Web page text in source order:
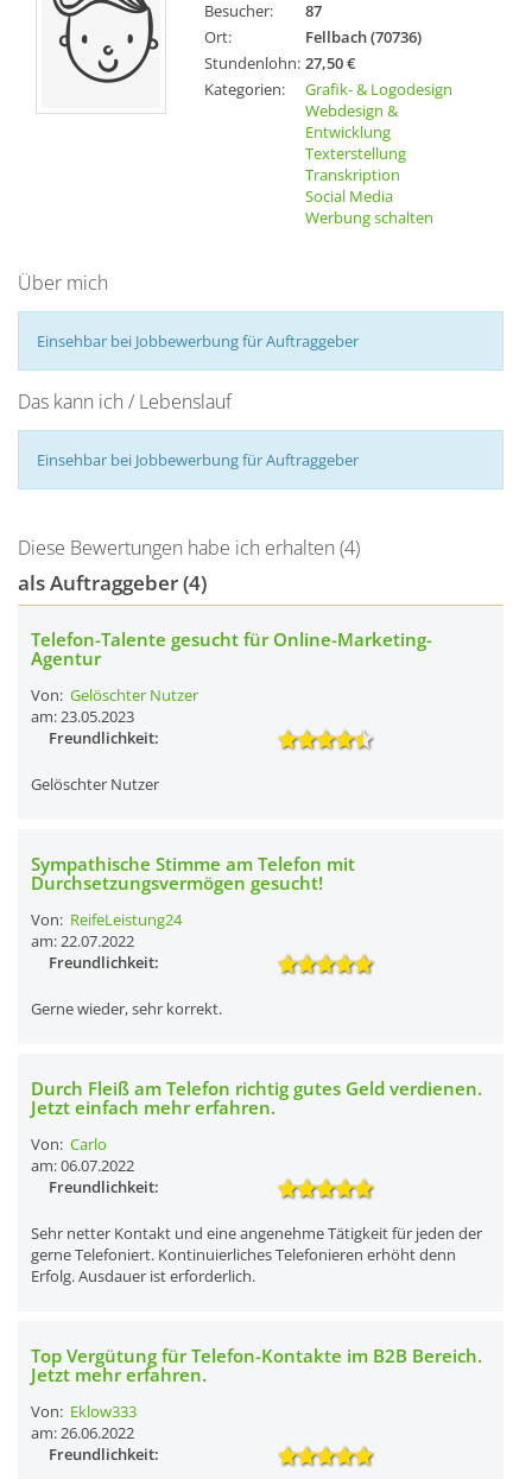
Besucher:
87
Ort:
Fellbach (70736)
Stundenlohn: 27,50 €
Kategorien:
Grafik- & Logodesign
Webdesign &
Entwicklung
Texterstellung
Transkription
Social Media
Werbung schalten
Über mich
Einsehbar bei Jobbewerbung für Auftraggeber
Das kann ich / Lebenslauf
Einsehbar bei Jobbewerbung für Auftraggeber
Diese Bewertungen habe ich erhalten (4)
als Auftraggeber (4)
Telefon-Talente gesucht für Online-Marketing-
Agentur
Von: Gelöschter Nutzer
am: 23.05.2023
Freundlichkeit:
Gelöschter Nutzer
Sympathische Stimme am Telefon mit
Durchsetzungsvermögen gesucht!
Von: ReifeLeistung24
am: 22.07.2022
Freundlichkeit:
Gerne wieder, sehr korrekt.
Durch Fleiß am Telefon richtig gutes Geld verdienen.
Jetzt einfach mehr erfahren.
Von: Carlo
am: 06.07.2022
Freundlichkeit:
Sehr netter Kontakt und eine angenehme Tätigkeit für jeden der
gerne Telefoniert. Kontinuierliches Telefonieren erhöht denn
Erfolg. Ausdauer ist erforderlich.
Top Vergütung für Telefon-Kontakte im B2B Bereich.
Jetzt mehr erfahren.
Von: Eklow333
am: 26.06.2022
Freundlichkeit: